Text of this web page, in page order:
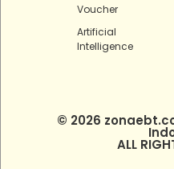
Voucher
Artificial
Intelligence
© 2026
ALL